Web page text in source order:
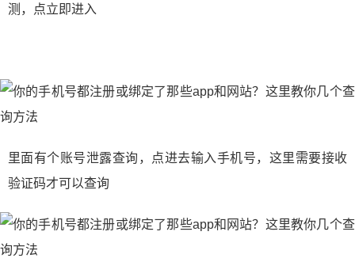
测，点立即进入
里面有个账号泄露查询，点进去输入手机号，这里需要接收
验证码才可以查询